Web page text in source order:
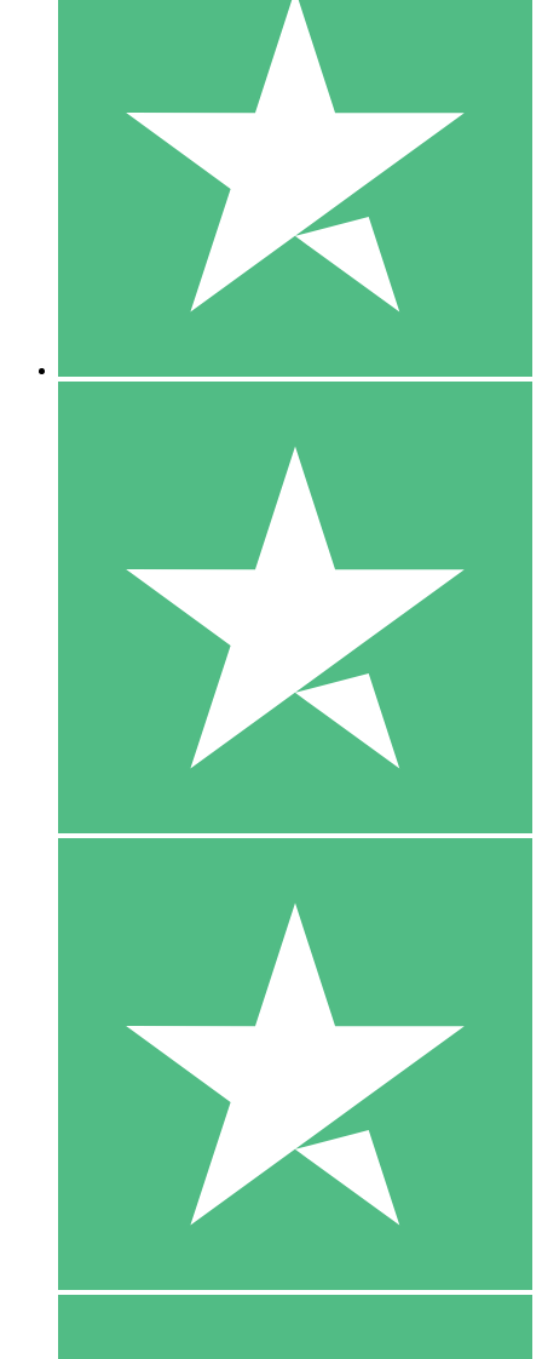
Individuelle Credit-Pakete
Zahlen Sie nach Bedarf mit Download-Credits. Keine
monatliche Verpflichtung erforderlich.
10 00
10 Downloads
20 00